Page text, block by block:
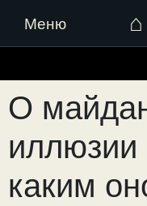
Меню ⌂
к
содержимому
О
иллюзии
каким